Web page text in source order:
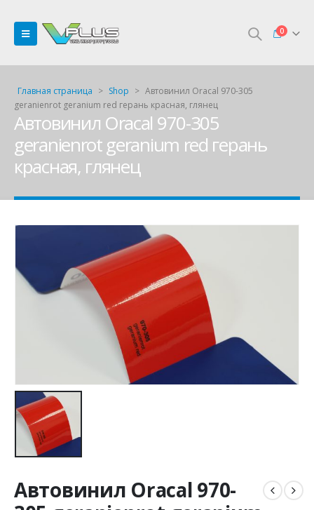
0
Главная страница > Shop > Автовинил Oracal 970-305
geranienrot geranium red герань красная, глянец
Автовинил Oracal 970-305
geranienrot geranium red герань
красная, глянец
Автовинил Oracal 970-